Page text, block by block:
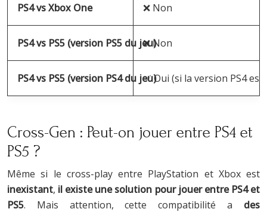
PS4 vs Xbox One ❌ Non
PS4 vs PS5 (version PS5 du jeu)❌ Non
PS4 vs PS5 (version PS4 du jeu)✅ Oui (si la version PS4
Cross-Gen : Peut-on jouer entre PS4 et
PS5 ?
Même si le cross-play entre PlayStation et Xbox est
inexistant, il existe une solution pour jouer entre PS4 et
PS5. Mais attention, cette compatibilité a des